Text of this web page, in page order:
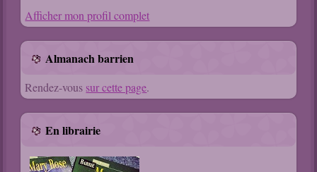
Afficher mon profil complet
Almanach barrien
Rendez-vous sur cette page.
En librairie